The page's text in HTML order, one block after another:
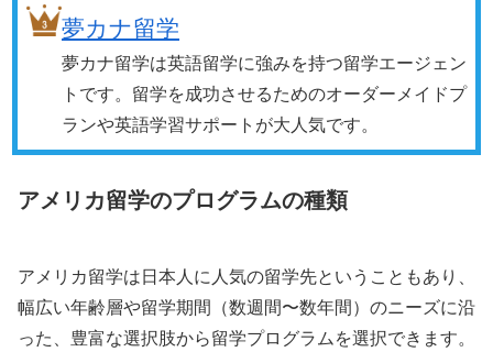
夢カナ留学
夢カナ留学は英語留学に強みを持つ留学エージェン
トです。留学を成功させるためのオーダーメイドプ
ランや英語学習サポートが大人気です。
アメリカ留学のプログラムの種類
アメリカ留学は日本人に人気の留学先ということもあり、
幅広い年齢層や留学期間（数週間〜数年間）のニーズに沿
った、豊富な選択肢から留学プログラムを選択できます。